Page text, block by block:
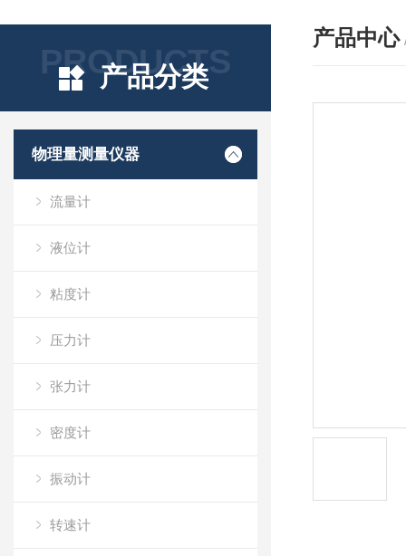
PRODUCTS
产品分类
物理量测量仪器
流量计
液位计
粘度计
压力计
张力计
密度计
振动计
转速计
产品中心